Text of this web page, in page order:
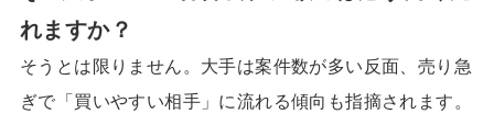
れますか？
そうとは限りません。大手は案件数が多い反面、売り急
ぎで「買いやすい相手」に流れる傾向も指摘されます。